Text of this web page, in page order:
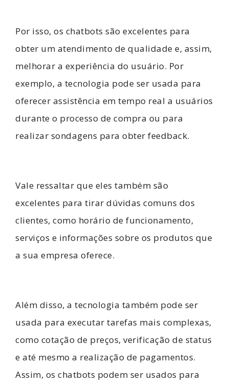
Por isso, os chatbots são excelentes para
obter um atendimento de qualidade e, assim,
melhorar a experiência do usuário. Por
exemplo, a tecnologia pode ser usada para
oferecer assistência em tempo real a usuários
durante o processo de compra ou para
realizar sondagens para obter feedback.
Vale ressaltar que eles também são
excelentes para tirar dúvidas comuns dos
clientes, como horário de funcionamento,
serviços e informações sobre os produtos que
a sua empresa oferece.
Além disso, a tecnologia também pode ser
usada para executar tarefas mais complexas,
como cotação de preços, verificação de status
e até mesmo a realização de pagamentos.
Assim, os chatbots podem ser usados ​​para